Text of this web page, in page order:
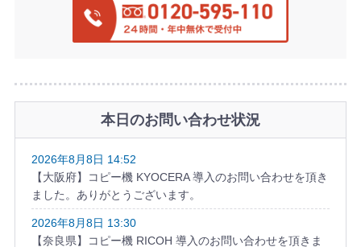
本日のお問い合わせ状況
2026年8月8日 14:52
【大阪府】コピー機 KYOCERA 導入のお問い合わせを頂き
ました。ありがとうございます。
2026年8月8日 13:30
【奈良県】コピー機 RICOH 導入のお問い合わせを頂きま